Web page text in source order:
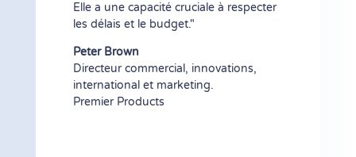
Elle a une capacité cruciale à respecter
les délais et le budget."
Peter Brown
Directeur commercial, innovations,
international et marketing.
Premier Products